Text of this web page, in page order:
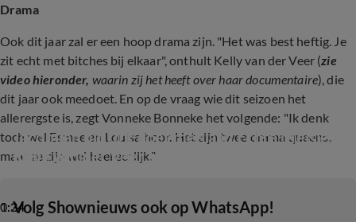
Drama
Ook dit jaar zal er een hoop drama zijn. "Het was best heftig. Je
zit echt met bitches bij elkaar", onthult Kelly van der Veer (zie
video hieronder, waarin zij het heeft over haar documentaire), die
dit jaar ook meedoet. En op de vraag wie dit seizoen het
allerergste is, zegt Vonneke Bonneke het volgende: "Ik denk
toch wel Esmee en Louisa hoor. Het zijn twee drama queens,
maar ze zijn wel heel eerlijk."
0:34
Kelly van der Veer over haar documentaire
1:24
Jacomien uit Urk doet mee aan Echte Meisjes
In De Jungle
‎Volg Shownieuws ook op WhatsApp!